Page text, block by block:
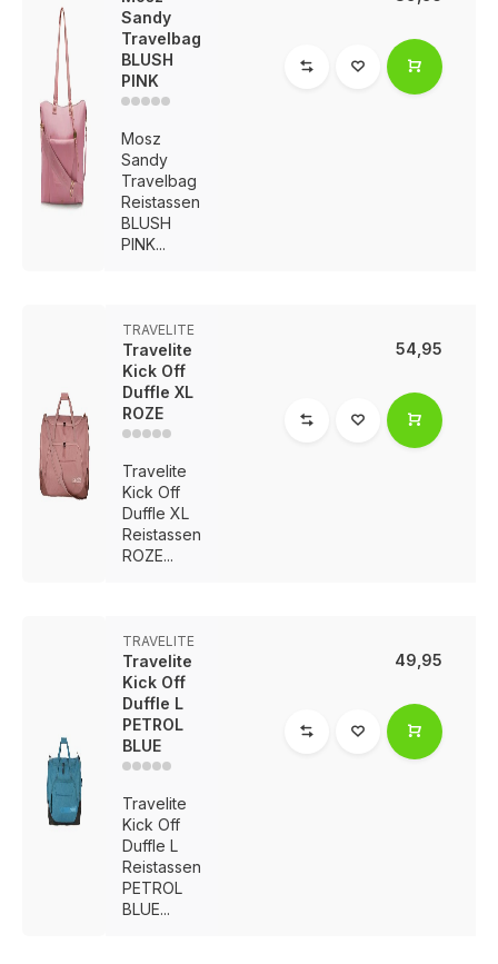
Sandy
Travelbag
BLUSH
PINK
Mosz
Sandy
Travelbag
Reistassen
BLUSH
PINK...
TRAVELITE
Travelite
Kick Off
Duffle XL
ROZE
Travelite
Kick Off
Duffle XL
Reistassen
ROZE...
54,95
TRAVELITE
Travelite
Kick Off
Duffle L
PETROL
BLUE
Travelite
Kick Off
Duffle L
Reistassen
PETROL
BLUE...
49,95